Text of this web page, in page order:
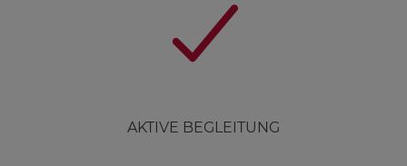
AKTIVE BEGLEITUNG